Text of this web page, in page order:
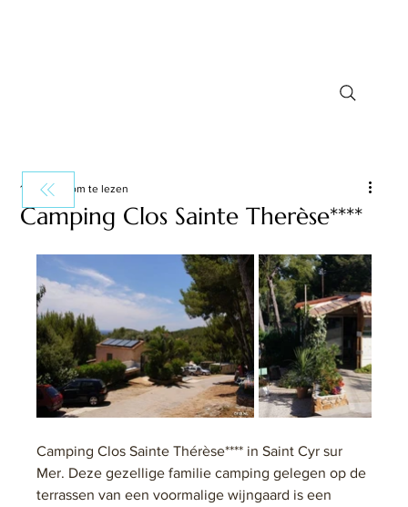
Camping Clos Sainte Therèse****
1 minuten om te lezen
Camping Clos Sainte Thérèse**** in Saint Cyr sur
Mer. Deze gezellige familie camping gelegen op de
terrassen van een voormalige wijngaard is een